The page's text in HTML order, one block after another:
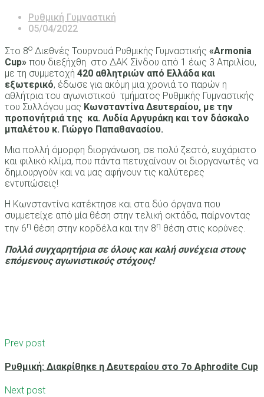
Ρυθμική Γυμναστική
05/04/2022
Στο 8ο Διεθνές Τουρνουά Ρυθμικής Γυμναστικής «Armonia
Cup» που διεξήχθη στo ΔΑΚ Σίνδου από 1 έως 3 Απριλίου,
με τη συμμετοχή 420 αθλητριών από Ελλάδα και
εξωτερικό, έδωσε για ακόμη μια χρονιά το παρών η
αθλήτρια του αγωνιστικού τμήματος Ρυθμικής Γυμναστικής
του Συλλόγου μας Κωνσταντίνα Δευτεραίου, με την
προπονήτριά της κα. Λυδία Αργυράκη και τον δάσκαλο
μπαλέτου κ. Γιώργο Παπαθανασίου.
Μια πολλή όμορφη διοργάνωση, σε πολύ ζεστό, ευχάριστο
και φιλικό κλίμα, που πάντα πετυχαίνουν οι διοργανωτές να
δημιουργούν και να μας αφήνουν τις καλύτερες
εντυπώσεις!
Η Κωνσταντίνα κατέκτησε και στα δύο όργανα που
συμμετείχε από μία θέση στην τελική οκτάδα, παίρνοντας
την 6η θέση στην κορδέλα και την 8η θέση στις κορύνες.
Πολλά συγχαρητήρια σε όλους και καλή συνέχεια στους
επόμενους αγωνιστικούς στόχους!
Prev post
Ρυθμική: Διακρίθηκε η Δευτεραίου στο 7ο Aphrodite Cup
Next post